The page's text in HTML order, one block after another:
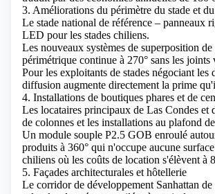
3. Améliorations du périmètre du stade et
Le stade national de référence – panneaux
LED pour les stades chiliens.
Les nouveaux systèmes de superposition
périmétrique continue à 270° sans les
Pour les exploitants de stades négociant
diffusion augmente directement la prime
4. Installations de boutiques phares et de
Les locataires principaux de Las Condes
de colonnes et les installations au plafond
Un module souple P2.5 GOB enroulé
produits à 360° qui n'occupe aucune
chiliens où les coûts de location s'élèvent à
5. Façades architecturales et hôtellerie
Le corridor de développement Sanhattan